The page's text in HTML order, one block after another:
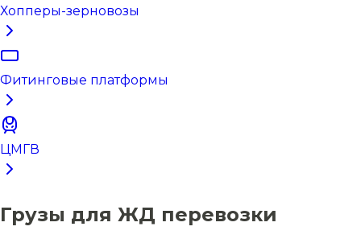
Хопперы-зерновозы
Фитинговые платформы
ЦМГВ
Грузы для ЖД перевозки